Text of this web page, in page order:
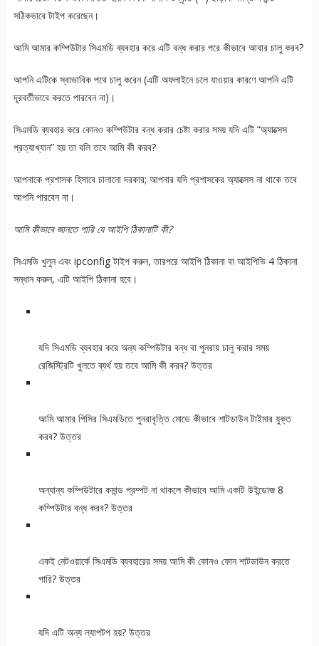
সঠিকভাবে টাইপ করেছেন।
আমি আমার কম্পিউটার সিএমডি ব্যবহার করে এটি বন্ধ করার পরে কীভাবে আবার চালু করব?
আপনি এটিকে স্বাভাবিক পথে চালু করেন (এটি অফলাইনে চলে যাওয়ার কারণে আপনি এটি
দূরবর্তীভাবে করতে পারবেন না)।
সিএমডি ব্যবহার করে কোনও কম্পিউটার বন্ধ করার চেষ্টা করার সময় যদি এটি “অ্যাক্সেস
প্রত্যাখ্যান” হয় তা বলি তবে আমি কী করব?
আপনাকে প্রশাসক হিসাবে চালানো দরকার; আপনার যদি প্রশাসকের অ্যাক্সেস না থাকে তবে
আপনি পারবেন না।
আমি কীভাবে জানতে পারি যে আইপি ঠিকানাটি কী?
সিএমডি খুলুন এবং ipconfig টাইপ করুন, তারপরে আইপি ঠিকানা বা আইপিভি 4 ঠিকানা
সন্ধান করুন, এটি আইপি ঠিকানা হবে।
যদি সিএমডি ব্যবহার করে অন্য কম্পিউটার বন্ধ বা পুনরায় চালু করার সময়
রেজিস্ট্রিটি খুলতে ব্যর্থ হয় তবে আমি কী করব? উত্তর
আমি আমার পিসির সিএমডিতে পুনরাবৃত্তি মোডে কীভাবে শাটডাউন টাইমার যুক্ত
করব? উত্তর
অন্যান্য কম্পিউটারে কমান্ড প্রম্পট না থাকলে কীভাবে আমি একটি উইন্ডোজ 8
কম্পিউটার বন্ধ করব? উত্তর
একই নেটওয়ার্কে সিএমডি ব্যবহারের সময় আমি কী কোনও ফোন শাটডাউন করতে
পারি? উত্তর
যদি এটি অন্য ল্যাপটপ হয়? উত্তর